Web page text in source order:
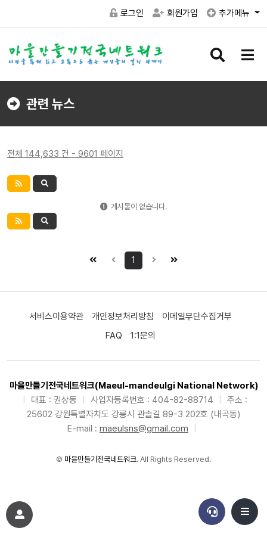
로그인 회원가입 추가메뉴
검
버
메
버
관련 뉴스
전체 144,633 건 - 9601 페이지
게시물이 없습니다.
1
서비스이용약관 개인정보처리방침
이메일무단수집거부
FAQ
1:1문의
마을만들기전국네트워크(Maeul-mandeulgi National Network)
대표 : 권상동 사업자등록번호 : 404-82-88714
주소 :
25602 강원특별자치도 강릉시 관솔길 89-3 202호 (내곡동)
E-mail : maeulsns@gmail.com
© 마을만들기전국네트워크. All Rights Reserved.